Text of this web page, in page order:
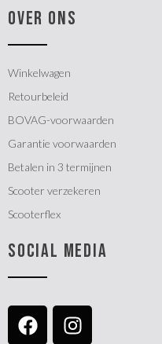
OVER ONS
Winkelwagen
Retourbeleid
BOVAG-voorwaarden
Garantie voorwaarden
Betalen in 3 termijnen
Scooter verzekeren
Scooterflex
SOCIAL MEDIA